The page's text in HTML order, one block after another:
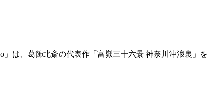
は、葛飾北斎の代表作「富嶽三十六景 神奈川沖浪裏」を